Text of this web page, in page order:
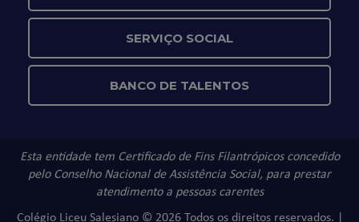
SERVIÇO SOCIAL
BANCO DE TALENTOS
Esta entidade tem Certificado de Fins Filantrópicos concedido
pelo Conselho Nacional de Assistência Social, para prestar
atendimento a pessoas carentes
Colégio Liceu Salesiano © 2026 Todos os direitos reservados. |